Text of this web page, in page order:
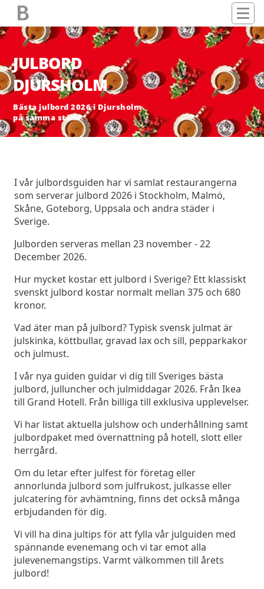
JULBORD
DJURSHOLM
Bästa julbord 2026 i Djursholm
på samma ställe
I vår julbordsguiden har vi samlat restaurangerna
som serverar julbord 2026 i Stockholm, Malmö,
Skåne, Goteborg, Uppsala och andra städer i
Sverige.
Julborden serveras mellan 23 november - 22
December 2026.
Hur mycket kostar ett julbord i Sverige? Ett klassiskt
svenskt julbord kostar normalt mellan 375 och 680
kronor.
Vad äter man på julbord? Typisk svensk julmat är
julskinka, köttbullar, gravad lax och sill, pepparkakor
och julmust.
I vår nya guiden guidar vi dig till Sveriges bästa
julbord, julluncher och julmiddagar 2026. Från Ikea
till Grand Hotell. Från billiga till exklusiva upplevelser.
Vi har listat aktuella julshow och underhållning samt
julbordpaket med övernattning på hotell, slott eller
herrgård.
Om du letar efter julfest för företag eller
annorlunda julbord som julfrukost, julkasse eller
julcatering för avhämtning, finns det också många
erbjudanden för dig.
Vi vill ha dina jultips för att fylla vår julguiden med
spännande evenemang och vi tar emot alla
julevenemangstips. Varmt välkommen till årets
julbord!